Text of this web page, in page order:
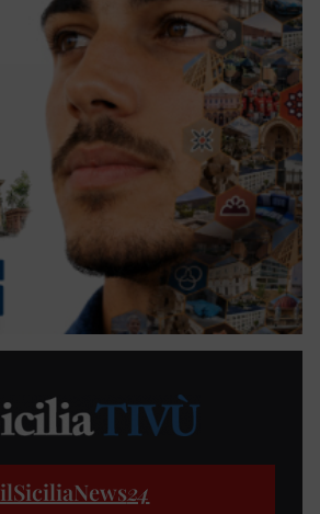
ilSiciliaNews24